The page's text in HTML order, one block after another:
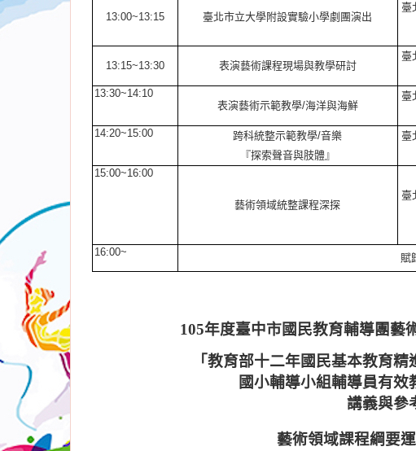
13:00~13:15 臺北市立大學附設實驗小學劇團演出
臺
13:15~13:30 表演藝術課程現場與教學研討
臺
13:30~14:10
表演藝術示範教學/海洋與海鮮
臺
14:20~15:00
跨科統整示範教學/音樂
『探索聲音與肢體』
臺
15:00~16:00
藝術領域統整課程深探
臺
16:00~
賦
105年度臺中市國民教育輔導團藝
「教育部十二年國民基本教育
國小輔導小組輔導員有效
講義與參
藝術領域課程綱要